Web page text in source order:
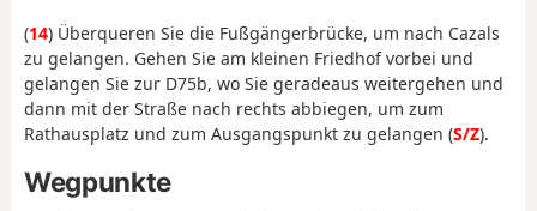
(14) Überqueren Sie die Fußgängerbrücke, um nach Cazals
zu gelangen. Gehen Sie am kleinen Friedhof vorbei und
gelangen Sie zur D75b, wo Sie geradeaus weitergehen und
dann mit der Straße nach rechts abbiegen, um zum
Rathausplatz und zum Ausgangspunkt zu gelangen (S/Z).
Wegpunkte